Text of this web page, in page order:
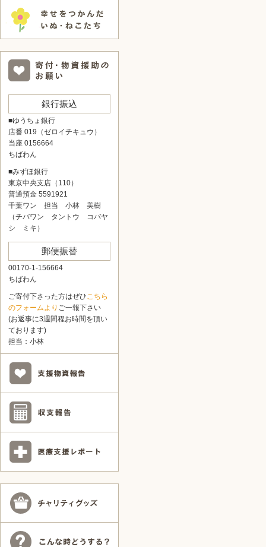
銀行振込
■ゆうちょ銀行
店番 019（ゼロイチキュウ）
当座 0156664
ちばわん
■みずほ銀行
東京中央支店（110）
普通預金 5591921
千葉ワン 担当 小林 美樹
（チバワン タントウ コバヤ
シ ミキ）
郵便振替
00170-1-156664
ちばわん
ご寄付下さった方はぜひこちら
のフォームより ご一報下さい
(お返事に3週間程お時間を頂い
ております)
担当：小林